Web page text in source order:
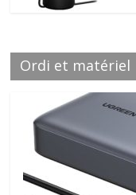
Ordi et matériel